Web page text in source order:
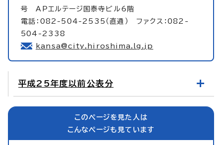
号 APエルテージ国泰寺ビル6階
電話：082-504-2535（直通） ファクス：082-
504-2338
kansa@city.hiroshima.lg.jp
平成25年度以前公表分
このページを見た人は
こんなページも見ています